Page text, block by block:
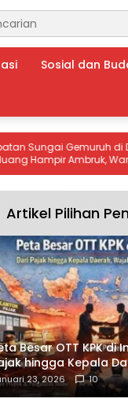
Sosial dan
Gemuruh di Desa
Warga
Segera Dilakukan
Artikel Pilihan
Besar OTT KPK di
hingga Kepala
Korupsi yang
23, 2026 10